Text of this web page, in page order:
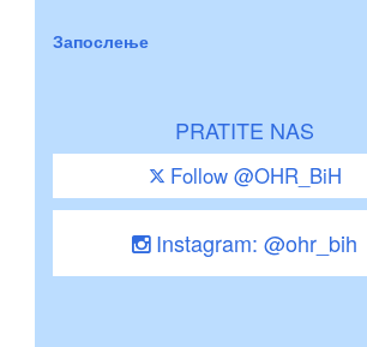
Запослење
PRATITE NAS
Follow @OHR_BiH
Instagram: @ohr_bih